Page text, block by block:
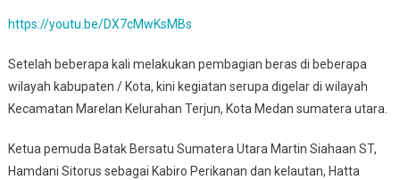
https://youtu.be/DX7cMwKsMBs
Setelah beberapa kali melakukan pembagian beras di beberapa
wilayah kabupaten / Kota, kini kegiatan serupa digelar di wilayah
Kecamatan Marelan Kelurahan Terjun, Kota Medan sumatera utara.
Ketua pemuda Batak Bersatu Sumatera Utara Martin Siahaan ST,
Hamdani Sitorus sebagai Kabiro Perikanan dan kelautan, Hatta